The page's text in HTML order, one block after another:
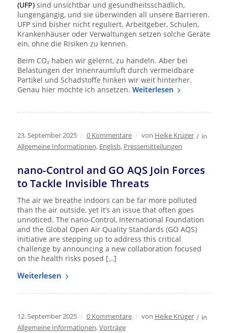
(UFP) sind unsichtbar und gesundheitsschädlich,
lungengängig, und sie überwinden all unsere Barrieren.
UFP sind bisher nicht reguliert. Arbeitgeber, Schulen,
Krankenhäuser oder Verwaltungen setzen solche Geräte
ein, ohne die Risiken zu kennen.
Beim CO₂ haben wir gelernt, zu handeln. Aber bei
Belastungen der Innenraumluft durch vermeidbare
Partikel und Schadstoffe hinken wir weit hinterher.
Genau hier möchte ich ansetzen. Weiterlesen
23. September 2025 / 0 Kommentare / von Heike Krüger / in
Allgemeine Informationen, English, Pressemitteilungen
nano-Control and GO AQS Join Forces
to Tackle Invisible Threats
The air we breathe indoors can be far more polluted
than the air outside, yet it’s an issue that often goes
unnoticed. The nano-Control, International Foundation
and the Global Open Air Quality Standards (GO AQS)
initiative are stepping up to address this critical
challenge by announcing a new collaboration focused
on the health risks posed […]
Weiterlesen
12. September 2025 / 0 Kommentare / von Heike Krüger / in
Allgemeine Informationen,Vorträge